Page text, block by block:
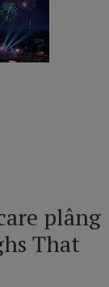
plâng
That